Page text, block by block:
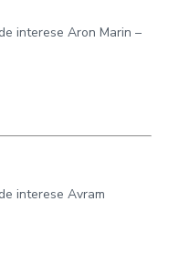
interese Aron Marin –
interese Avram